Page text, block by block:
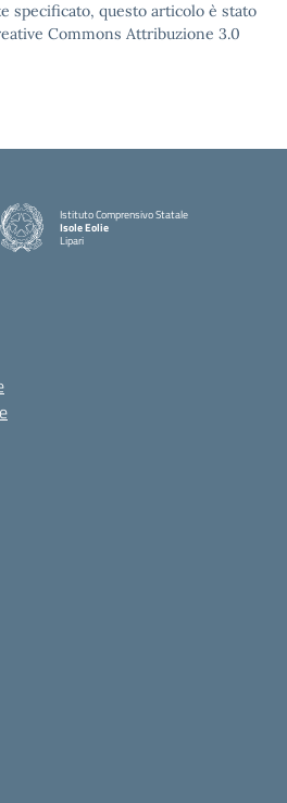
specificato, questo articolo è stato
Commons Attribuzione 3.0
Istituto Comprensivo Statale
Isole Eolie
Lipari